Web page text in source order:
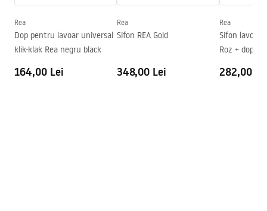
Formă
Rotund
Preaplin
Orificiu pentru preaplin
Da Nu
Rea
Dop pentru lavoar universal
klik-klak Rea negru black
164,00 Lei
Rea
Sifon REA Gold
348,00 Lei
Rea
Sifon lavoar
Roz + dop tip
282,00